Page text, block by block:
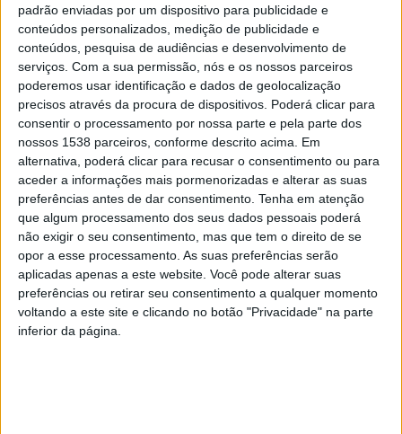
padrão enviadas por um dispositivo para publicidade e
conteúdos personalizados, medição de publicidade e
conteúdos, pesquisa de audiências e desenvolvimento de
serviços. Com a sua permissão, nós e os nossos parceiros
poderemos usar identificação e dados de geolocalização
precisos através da procura de dispositivos. Poderá clicar para
consentir o processamento por nossa parte e pela parte dos
nossos 1538 parceiros, conforme descrito acima. Em
alternativa, poderá clicar para recusar o consentimento ou para
aceder a informações mais pormenorizadas e alterar as suas
preferências antes de dar consentimento. Tenha em atenção
que algum processamento dos seus dados pessoais poderá
não exigir o seu consentimento, mas que tem o direito de se
opor a esse processamento. As suas preferências serão
aplicadas apenas a este website. Você pode alterar suas
preferências ou retirar seu consentimento a qualquer momento
voltando a este site e clicando no botão "Privacidade" na parte
inferior da página.
Eleições
legislativas 2022:
Vieirenses Neli
Pereira e Paulo
Miranda
candidatos pelo
CDS-PP